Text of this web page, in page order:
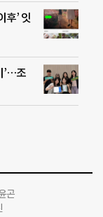
후’ 잇
’…조
곤